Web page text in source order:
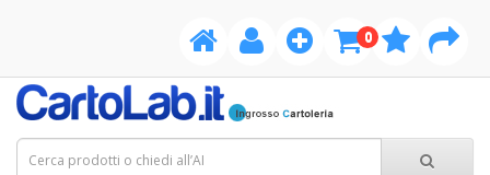
0